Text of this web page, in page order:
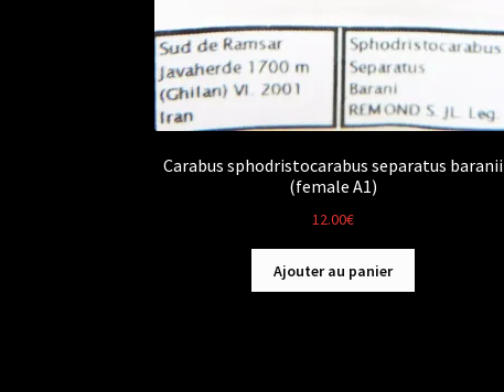
Carabus sphodristocarabus separatus baranii
(female A1)
12.00€
Ajouter au panier